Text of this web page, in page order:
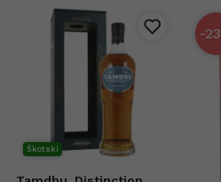
Škotski
-23